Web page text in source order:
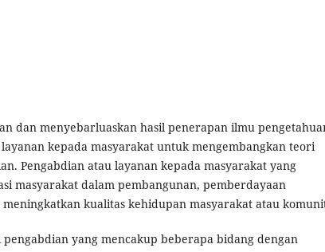
dan menyebarluaskan hasil penerapan ilmu
kepada masyarakat untuk mengembangkan teori
Pengabdian atau layanan kepada masyarakat yang
masyarakat dalam pembangunan, pemberdayaan
meningkatkan kualitas kehidupan masyarakat atau
yang mencakup beberapa bidang dengan